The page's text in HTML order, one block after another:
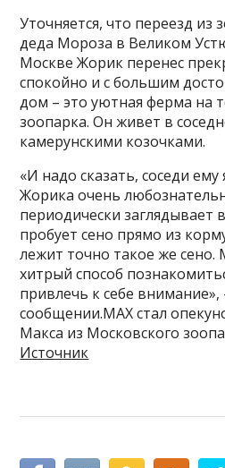
Уточняется, что переезд из
деда Мороза в Великом
Москве Жорик перенес
спокойно и с большим
дом – это уютная ферма на
зоопарка. Он живет в
камерунскими козочками.
«И надо сказать, соседи
Жорика очень
периодически заглядывает
пробует сено прямо из
лежит точно такое же
хитрый способ
привлечь к себе
сообщении.МAX стал
Макса из Московского
Источник